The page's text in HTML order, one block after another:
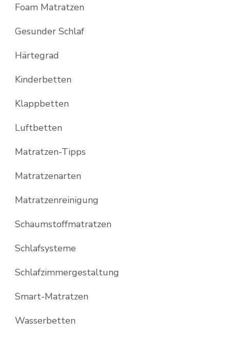
Foam Matratzen
Gesunder Schlaf
Härtegrad
Kinderbetten
Klappbetten
Luftbetten
Matratzen-Tipps
Matratzenarten
Matratzenreinigung
Schaumstoffmatratzen
Schlafsysteme
Schlafzimmergestaltung
Smart-Matratzen
Wasserbetten